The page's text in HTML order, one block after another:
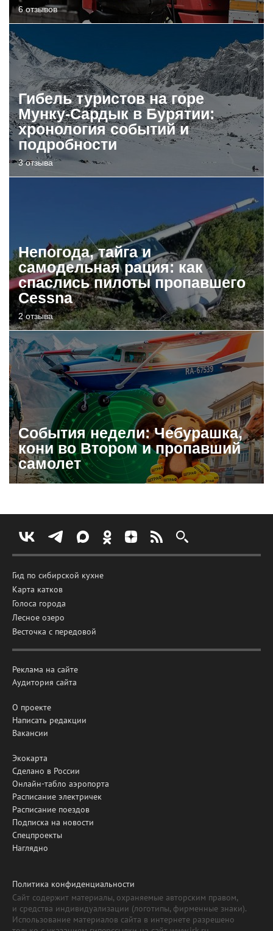
6 отзывов
Гибель туристов на горе
Мунку-Сардык в Бурятии:
хронология событий и
подробности
3 отзыва
Непогода, тайга и
самодельная рация: как
спаслись пилоты пропавшего
Cessna
2 отзыва
События недели: Чебурашка,
кони во Втором и пропавший
самолет
Гид по сибирской кухне
Карта катков
Голоса города
Лесное озеро
Весточка с передовой
Реклама на сайте
Аудитория сайта
О проекте
Написать редакции
Вакансии
Экокарта
Сделано в России
Онлайн-табло аэропорта
Расписание электричек
Расписание поездов
Подписка на новости
Спецпроекты
Наглядно
Политика конфиденциальности
Сайт содержит материалы, охраняемые авторским правом,
и средства индивидуализации (логотипы, фирменные знаки).
Использование материалов сайта в интернете разрешено